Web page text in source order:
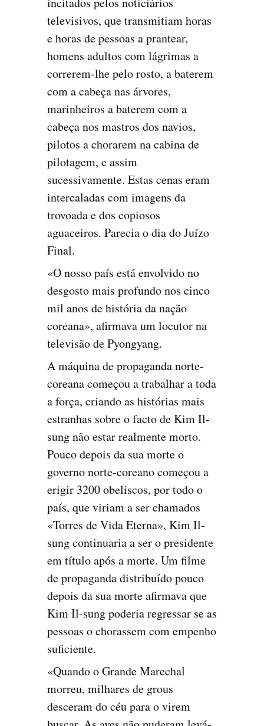
televisivos, que transmitiam horas
e horas de pessoas a prantear,
homens adultos com lágrimas a
correrem-lhe pelo rosto, a baterem
com a cabeça nas árvores,
marinheiros a baterem com a
cabeça nos mastros dos navios,
pilotos a chorarem na cabina de
pilotagem, e assim
sucessivamente. Estas cenas eram
intercaladas com imagens da
trovoada e dos copiosos
aguaceiros. Parecia o dia do Juízo
Final.
«O nosso país está envolvido no
desgosto mais profundo nos cinco
mil anos de história da nação
coreana», afirmava um locutor na
televisão de Pyongyang.
A máquina de propaganda norte-
coreana começou a trabalhar a toda
a força, criando as histórias mais
estranhas sobre o facto de Kim Il-
sung não estar realmente morto.
Pouco depois da sua morte o
governo norte-coreano começou a
erigir 3200 obeliscos, por todo o
país, que viriam a ser chamados
«Torres de Vida Eterna», Kim Il-
sung continuaria a ser o presidente
em título após a morte. Um filme
de propaganda distribuído pouco
depois da sua morte afirmava que
Kim Il-sung poderia regressar se as
pessoas o choras­sem com empenho
suficiente.
«Quando o Grande Marechal
morreu, milhares de grous
desceram do céu para o virem